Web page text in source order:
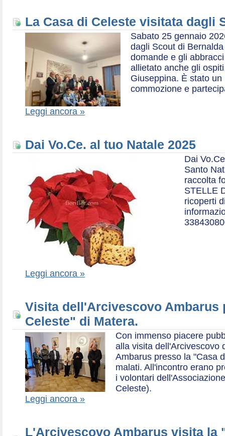
La Casa di Celeste visitata dagli
Sabato 25 gennaio
dagli Scout di
domande e gli
allietato anche gli
Giuseppina. È stato
commozione e
Leggi ancora »
Dai Vo.Ce. al tuo Natale 2025
Dai
Santo
raccolta
STELLE
ricoperti
Leggi ancora »
Visita dell'Arcivescovo Ambarus
Celeste" di Matera.
Con immenso piacere
alla visita dell'Arcivescovo
Ambarus presso la "Casa
malati. All'incontro erano
i volontari
Celeste).
Leggi ancora »
L'Arcivescovo Ambarus visita la